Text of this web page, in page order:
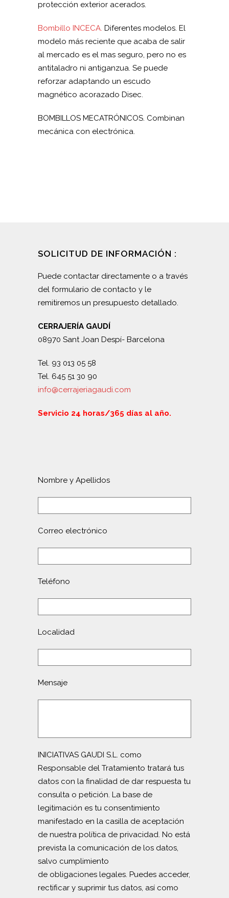
protección exterior acerados.
Bombillo INCECA. Diferentes modelos. El
modelo más reciente que acaba de salir
al mercado es el mas seguro, pero no es
antitaladro ni antiganzua. Se puede
reforzar adaptando un escudo
magnético acorazado Disec.
BOMBILLOS MECATRÓNICOS. Combinan
mecánica con electrónica.
SOLICITUD DE INFORMACIÓN :
Puede contactar directamente o a través
del formulario de contacto y le
remitiremos un presupuesto detallado.
CERRAJERÍA GAUDÍ
08970 Sant Joan Despí- Barcelona
Tel. 93 013 05 58
Tel. 645 51 30 90
info@cerrajeriagaudi.com
Servicio 24 horas/365 días al año.
Nombre y Apellidos
Correo electrónico
Teléfono
Localidad
Mensaje
INICIATIVAS GAUDI S.L. como
Responsable del Tratamiento tratará tus
datos con la finalidad de dar respuesta tu
consulta o petición. La base de
legitimación es tu consentimiento
manifestado en la casilla de aceptación
de nuestra política de privacidad. No está
prevista la comunicación de los datos,
salvo cumplimiento
de obligaciones legales. Puedes acceder,
rectificar y suprimir tus datos, así como